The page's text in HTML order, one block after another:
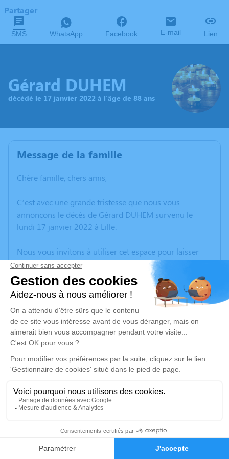
Faire-part Hommages
Partager
SMS WhatsApp Facebook E-mail Lien
Gérard DUHEM
décédé le 17 janvier 2022 à l'âge de 88 ans
Message de la famille
Chère famille, chers amis,
C’est avec une grande tristesse que nous vous
annonçons le décès de Gérard DUHEM survenu le
lundi 17 janvier 2022 à Lille.
Nous vous invitons à utiliser cet espace pour laisser
vos condoléances, partager des photos souvenirs, une
anecdote ou exprimer vos pensées à travers des
poèmes ou des textes. Cet endroit est un lieu
d'expression dédié à honorer la mémoire de Gérard
DUHEM.
Un service de plantation d’arbre hommage est
disponible ici.
Je rends hommage
Cérémonie religieuse
Église Saint Christophe de Phalempin
59133 Phalempin